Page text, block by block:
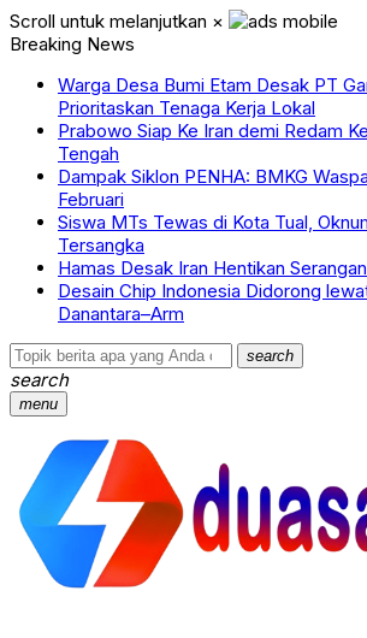
Scroll untuk melanjutkan ×
Breaking News
Warga Desa Bumi Etam Desak PT
Prioritaskan Tenaga Kerja Lokal
Prabowo Siap Ke Iran demi Redam
Tengah
Dampak Siklon PENHA: BMKG
Februari
Siswa MTs Tewas di Kota Tual,
Tersangka
Hamas Desak Iran Hentikan
Desain Chip Indonesia Didorong
Danantara–Arm
search
search
menu